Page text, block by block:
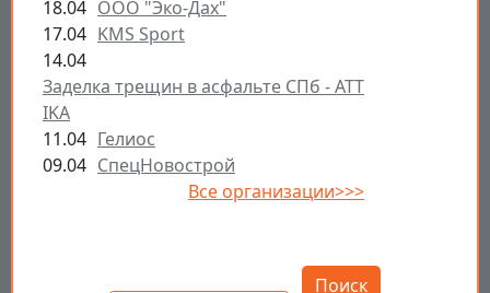
18.04 ООО "Эко-Дах"
17.04 KMS Sport
14.04
Заделка трещин в асфальте СПб - ATT
IKA
11.04 Гелиос
09.04 СпецНовострой
Все организации>>>